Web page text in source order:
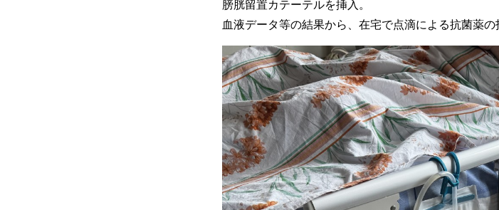
膀胱留置カテーテルを挿入。
血液データ等の結果から、在宅で点滴による抗菌薬